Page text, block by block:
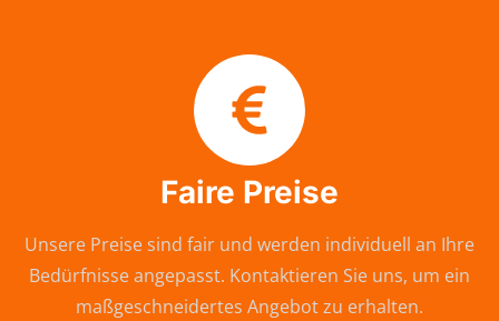
Faire Preise
Unsere Preise sind fair und werden individuell an Ihre
Bedürfnisse angepasst. Kontaktieren Sie uns, um ein
maßgeschneidertes Angebot zu erhalten.